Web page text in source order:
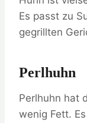
Es passt zu
gegrillten
Perlhuhn
Perlhuhn hat
wenig Fett.